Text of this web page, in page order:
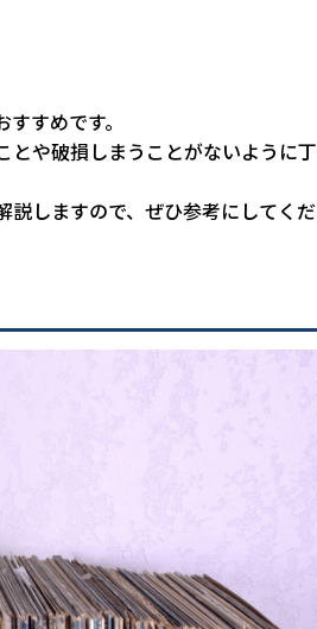
すめです。
とや破損しまうことがないように丁
説しますので、ぜひ参考にしてくだ